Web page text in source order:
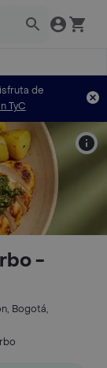
de
TyC
-
Bogotá,